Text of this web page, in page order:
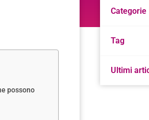
possono
Categorie
Tag
Ultimi